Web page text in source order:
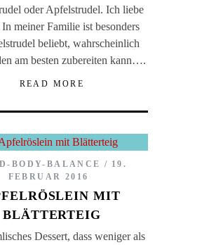
oder Apfelstrudel. Ich liebe
meiner Familie ist besonders
beliebt, wahrscheinlich
am besten zubereiten kann….
READ MORE
BODY-BALANCE
19.
FEBRUAR 2016
MIT
BLÄTTERTEIG
Dessert, dass weniger als